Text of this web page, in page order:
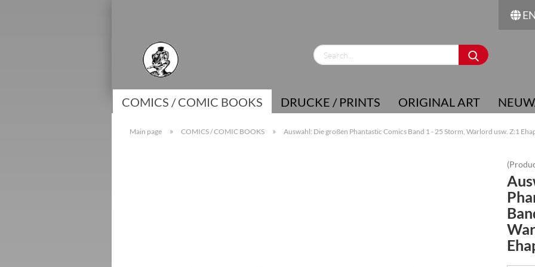
EN
Change language
Create a new account
COMICS / COMIC BOOKS DRUCKE / PRINTS ORIGINAL ART
Main page » COMICS / COMIC BOOKS » Auswahl: Die großen Phantastic Comics Band 1 - 25 Storm, Warlord usw. Z:1